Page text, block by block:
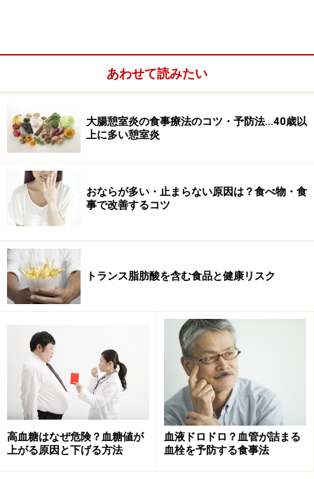
妊娠中と乳児期の対処法
妊娠中や授乳中にアレルギー予防として母親が食物除去
することは勧められていません。たとえ親にアレルギー
があったとしても4～6ヶ月は完全母乳を勧めています。
しかし育児用ミルクを使う必要がある場合は、アレルギ
ー予防策として加水分解された製品を使うとよいかもし
れないとう見解がありますがきちんとしたコンセンサス
水分解ミルクを使うのはNGです。育児用ミルクを使う場
合、アレルギー予防を目的として牛乳ベースではなく、
大豆ベースの製品の使用をしても利点はないと考えられ
ています。
あわせて読みたい
大腸憩室炎の食事療法のコツ・予防法…40歳以
上に多い憩室炎
おならが多い・止まらない原因は？食べ物・食
事で改善するコツ
トランス脂肪酸を含む食品と健康リスク
高血糖はなぜ危険？血糖値が
上がる原因と下げる方法
血液ドロドロ？血管が詰まる
血栓を予防する食事法